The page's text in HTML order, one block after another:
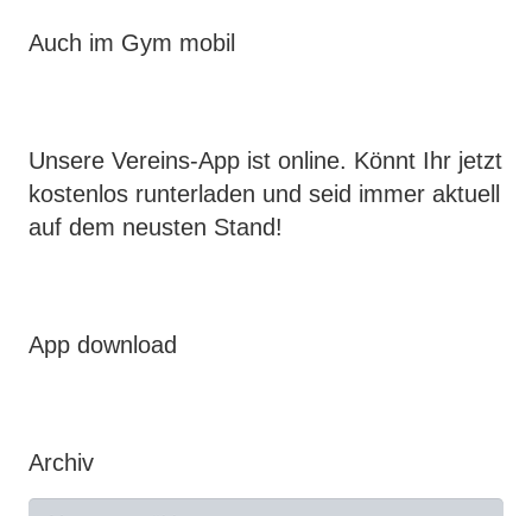
Auch im Gym mobil
Unsere Vereins-App ist online. Könnt Ihr jetzt
kostenlos runterladen und seid immer aktuell
auf dem neusten Stand!
App download
Archiv